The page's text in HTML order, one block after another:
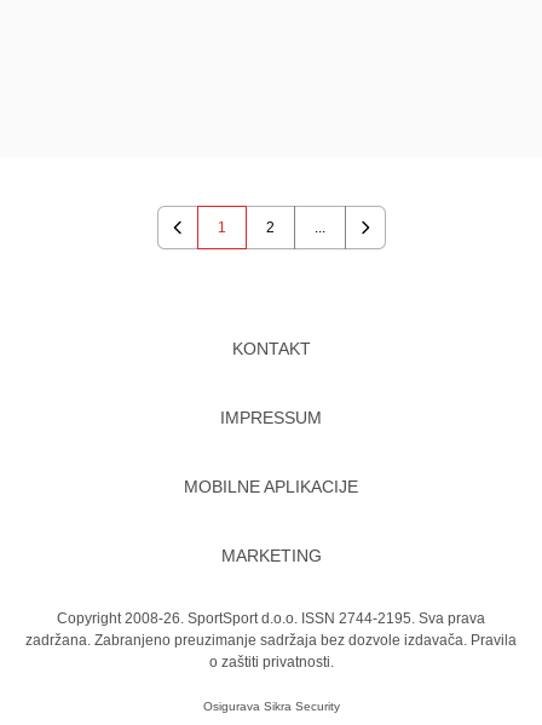
Previous
1 2 ...
Next
KONTAKT
IMPRESSUM
MOBILNE APLIKACIJE
MARKETING
Copyright 2008-26. SportSport d.o.o. ISSN 2744-2195. Sva prava
zadržana. Zabranjeno preuzimanje sadržaja bez dozvole izdavača. Pravila
o zaštiti privatnosti.
Osigurava Sikra Security